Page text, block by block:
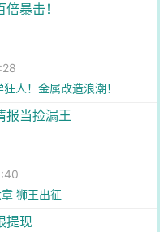
暴击！
人！金属改造浪潮！
报当捡漏王
狮王出征
提现